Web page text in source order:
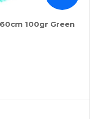
100gr Green